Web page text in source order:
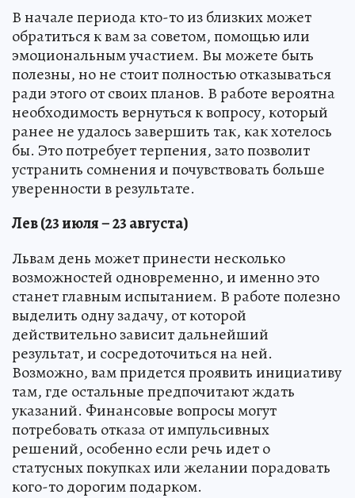
В начале периода кто-то из близких может
обратиться к вам за советом, помощью или
эмоциональным участием. Вы можете быть
полезны, но не стоит полностью отказываться
ради этого от своих планов. В работе вероятна
необходимость вернуться к вопросу, который
ранее не удалось завершить так, как хотелось
бы. Это потребует терпения, зато позволит
устранить сомнения и почувствовать больше
уверенности в результате.
Лев (23 июля – 23 августа)
Львам день может принести несколько
возможностей одновременно, и именно это
станет главным испытанием. В работе полезно
выделить одну задачу, от которой
действительно зависит дальнейший
результат, и сосредоточиться на ней.
Возможно, вам придется проявить инициативу
там, где остальные предпочитают ждать
указаний. Финансовые вопросы могут
потребовать отказа от импульсивных
решений, особенно если речь идет о
статусных покупках или желании порадовать
кого-то дорогим подарком.